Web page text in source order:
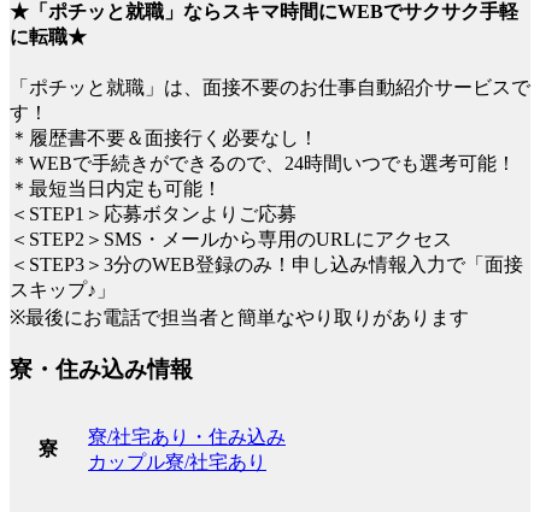
★「ポチッと就職」ならスキマ時間にWEBでサクサク手軽
に転職★
「ポチッと就職」は、面接不要のお仕事自動紹介サービスで
す！
＊履歴書不要＆面接行く必要なし！
＊WEBで手続きができるので、24時間いつでも選考可能！
＊最短当日内定も可能！
＜STEP1＞応募ボタンよりご応募
＜STEP2＞SMS・メールから専用のURLにアクセス
＜STEP3＞3分のWEB登録のみ！申し込み情報入力で「面接
スキップ♪」
※最後にお電話で担当者と簡単なやり取りがあります
寮・住み込み情報
寮
寮/社宅あり・住み込み
カップル寮/社宅あり